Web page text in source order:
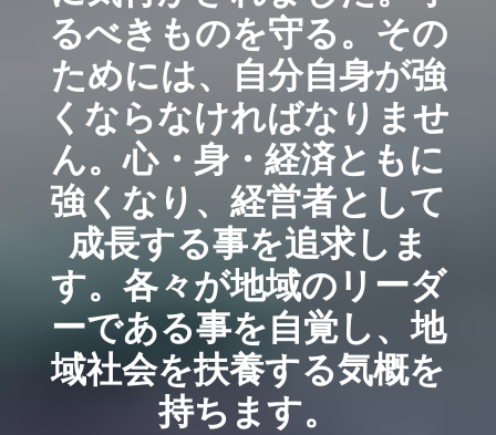
るべきものを守る。その
ためには、自分自身が強
くならなければなりませ
ん。心・身・経済ともに
強くなり、経営者として
成長する事を追求しま
す。各々が地域のリーダ
ーである事を自覚し、地
域社会を扶養する気概を
持ちます。